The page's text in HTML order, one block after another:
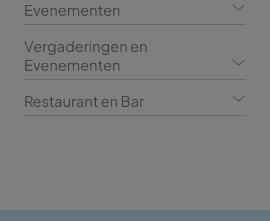
Evenementen
Vergaderingen en
Evenementen
Restaurant en Bar